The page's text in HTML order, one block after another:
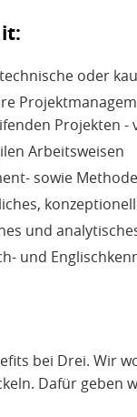
oder
Projekten -
Arbeitsweisen
sowie
und
und
bei Drei. Wir
Dafür geben